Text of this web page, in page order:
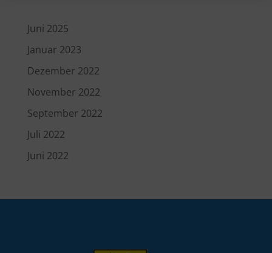
Juni 2025
Januar 2023
Dezember 2022
November 2022
September 2022
Juli 2022
Juni 2022